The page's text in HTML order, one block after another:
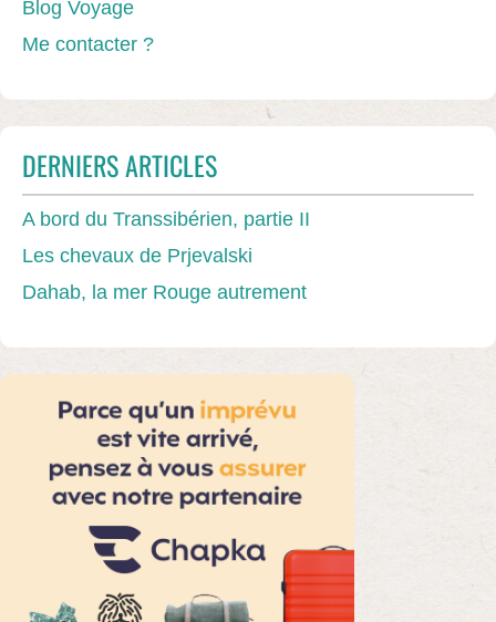
Blog Voyage
Me contacter ?
DERNIERS ARTICLES
A bord du Transsibérien, partie II
Les chevaux de Prjevalski
Dahab, la mer Rouge autrement